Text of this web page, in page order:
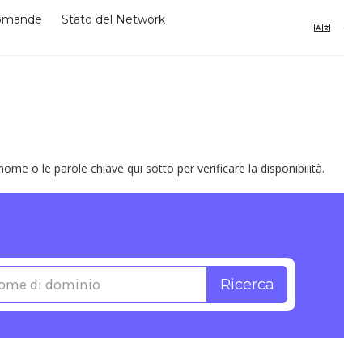
Stato del Network
o le parole chiave qui sotto per verificare la disponibilità.
Ricerca